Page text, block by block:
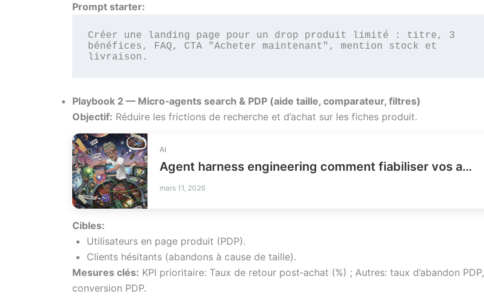
Prompt starter:
Créer une landing page pour un drop produit limité : titre, 3
bénéfices, FAQ, CTA "Acheter maintenant", mention stock et
livraison.
Playbook 2 — Micro‑agents search & PDP (aide taille, comparateur, filtres)
Objectif: Réduire les frictions de recherche et d’achat sur les fiches produit.
AI
Agent harness engineering comment fiabiliser vos agents IA ?
mars 11, 2026
Cibles:
Utilisateurs en page produit (PDP).
Clients hésitants (abandons à cause de taille).
Mesures clés: KPI prioritaire: Taux de retour post‑achat (%) ; Autres: taux d’abandon PDP,
conversion PDP.